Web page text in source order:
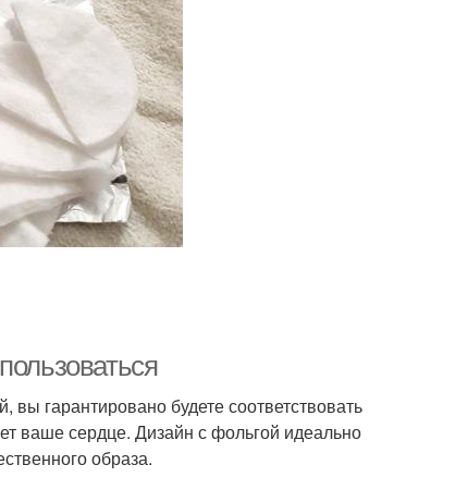
гарантировано будете соответствовать
ваше сердце. Дизайн с фольгой идеально
образа.